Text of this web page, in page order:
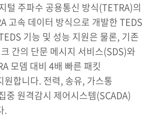
털 주파수 공용통신 방식(TETRA)의
고속 데이터 방식으로 개발한 TEDS
기능 및 성능 지원은 물론, 기존
간의 단문 메시지 서비스(SDS)와
모뎀 대비 4배 빠른 패킷
원합니다. 전력, 송유, 가스통
중 원격감시 제어시스템(SCADA)
.